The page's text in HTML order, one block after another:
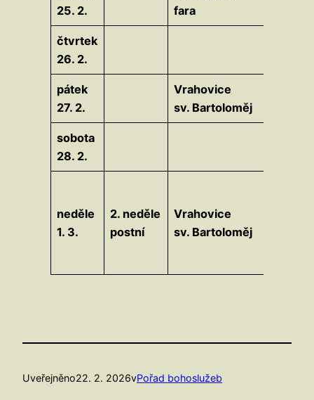
25. 2.
fara
čtvrtek
26. 2.
pátek
27. 2.
Vrahovice
sv. Bartoloměj
sobota
28. 2.
neděle
1. 3.
2. neděle
postní
Vrahovice
sv. Bartoloměj
Uveřejněno22. 2. 2026vPořad bohoslužeb